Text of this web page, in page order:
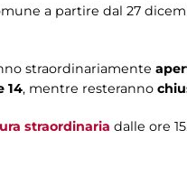
a partire dal 27
straordinariamente
14, mentre resteranno
straordinaria dalle ore